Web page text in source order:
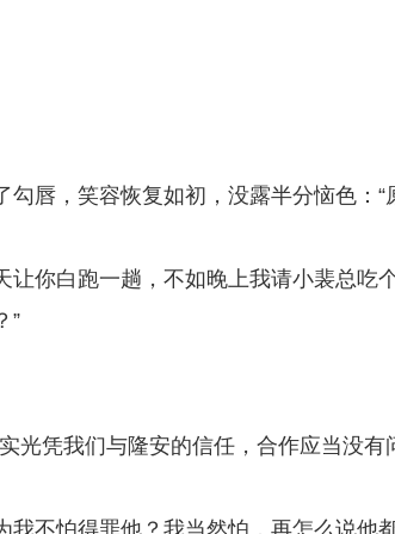
唇，笑容恢复如初，没露半分恼色：“
让你白跑一趟，不如晚上我请小裴总吃
”
光凭我们与隆安的信任，合作应当没有
我不怕得罪他？我当然怕，再怎么说他